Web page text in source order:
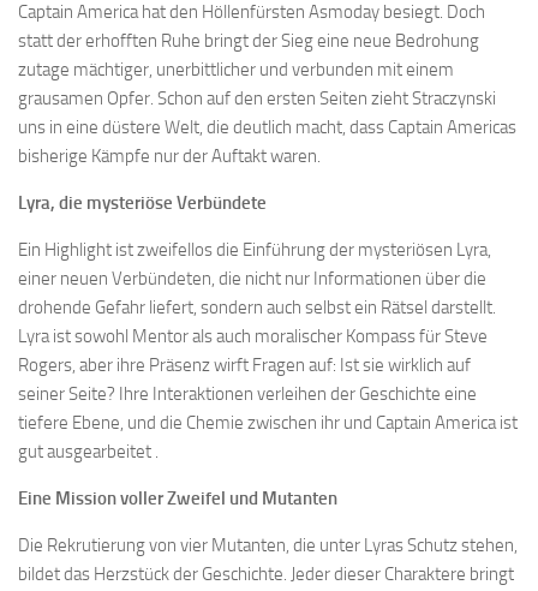
Captain America hat den Höllenfürsten Asmoday besiegt. Doch
statt der erhofften Ruhe bringt der Sieg eine neue Bedrohung
zutage mächtiger, unerbittlicher und verbunden mit einem
grausamen Opfer. Schon auf den ersten Seiten zieht Straczynski
uns in eine düstere Welt, die deutlich macht, dass Captain Americas
bisherige Kämpfe nur der Auftakt waren.
Lyra, die mysteriöse Verbündete
Ein Highlight ist zweifellos die Einführung der mysteriösen Lyra,
einer neuen Verbündeten, die nicht nur Informationen über die
drohende Gefahr liefert, sondern auch selbst ein Rätsel darstellt.
Lyra ist sowohl Mentor als auch moralischer Kompass für Steve
Rogers, aber ihre Präsenz wirft Fragen auf: Ist sie wirklich auf
seiner Seite? Ihre Interaktionen verleihen der Geschichte eine
tiefere Ebene, und die Chemie zwischen ihr und Captain America ist
gut ausgearbeitet .
Eine Mission voller Zweifel und Mutanten
Die Rekrutierung von vier Mutanten, die unter Lyras Schutz stehen,
bildet das Herzstück der Geschichte. Jeder dieser Charaktere bringt